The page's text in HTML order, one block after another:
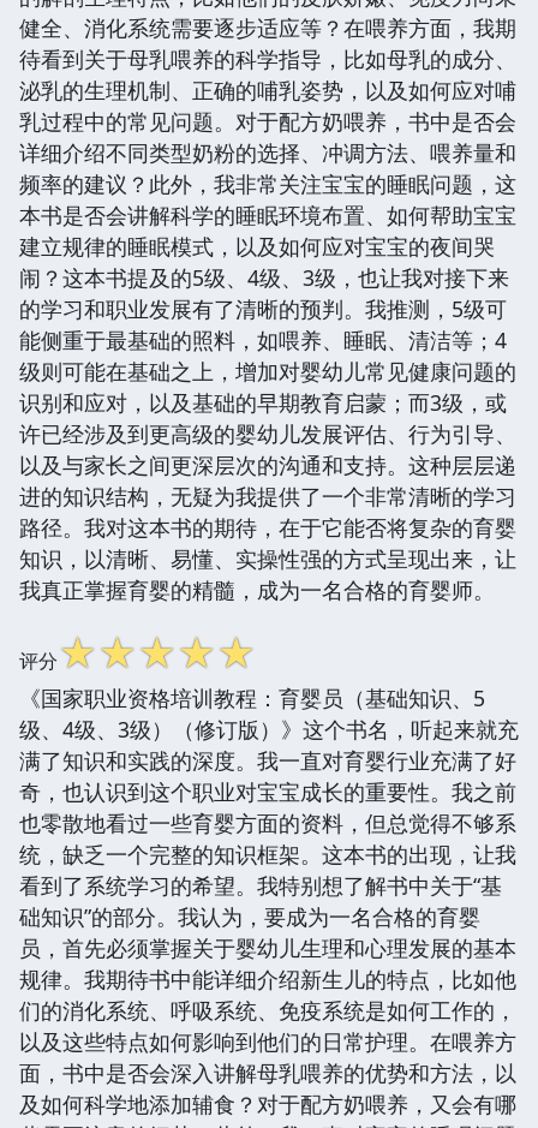
健全、消化系统需要逐步适应等？在喂养方面，我期
待看到关于母乳喂养的科学指导，比如母乳的成分、
泌乳的生理机制、正确的哺乳姿势，以及如何应对哺
乳过程中的常见问题。对于配方奶喂养，书中是否会
详细介绍不同类型奶粉的选择、冲调方法、喂养量和
频率的建议？此外，我非常关注宝宝的睡眠问题，这
本书是否会讲解科学的睡眠环境布置、如何帮助宝宝
建立规律的睡眠模式，以及如何应对宝宝的夜间哭
闹？这本书提及的5级、4级、3级，也让我对接下来
的学习和职业发展有了清晰的预判。我推测，5级可
能侧重于最基础的照料，如喂养、睡眠、清洁等；4
级则可能在基础之上，增加对婴幼儿常见健康问题的
识别和应对，以及基础的早期教育启蒙；而3级，或
许已经涉及到更高级的婴幼儿发展评估、行为引导、
以及与家长之间更深层次的沟通和支持。这种层层递
进的知识结构，无疑为我提供了一个非常清晰的学习
路径。我对这本书的期待，在于它能否将复杂的育婴
知识，以清晰、易懂、实操性强的方式呈现出来，让
我真正掌握育婴的精髓，成为一名合格的育婴师。
评分☆☆☆☆☆
《国家职业资格培训教程：育婴员（基础知识、5
级、4级、3级）（修订版）》这个书名，听起来就充
满了知识和实践的深度。我一直对育婴行业充满了好
奇，也认识到这个职业对宝宝成长的重要性。我之前
也零散地看过一些育婴方面的资料，但总觉得不够系
统，缺乏一个完整的知识框架。这本书的出现，让我
看到了系统学习的希望。我特别想了解书中关于“基
础知识”的部分。我认为，要成为一名合格的育婴
员，首先必须掌握关于婴幼儿生理和心理发展的基本
规律。我期待书中能详细介绍新生儿的特点，比如他
们的消化系统、呼吸系统、免疫系统是如何工作的，
以及这些特点如何影响到他们的日常护理。在喂养方
面，书中是否会深入讲解母乳喂养的优势和方法，以
及如何科学地添加辅食？对于配方奶喂养，又会有哪